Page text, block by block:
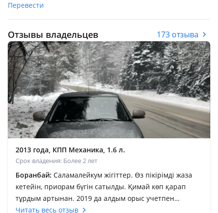
Перевести
Отзывы владельцев 173 отзыва
2013 года, КПП Механика, 1.6 л.
Срок владения: Более 2 лет
Боранбай: Саламалейкум жігіттер. Өз пікірімді жаза
кетейін, приорам бүгін сатылды. Қимай көп қарап
тұрдым артынан. 2019 да алдым орыс учетпен
1.200.000 ге. Сразу ішін бәрін шашып жуып тазалап
Читать весь отзыв